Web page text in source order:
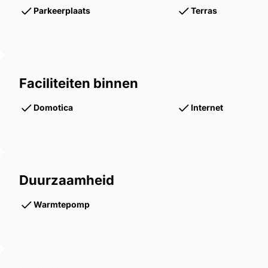
Locatie & bereikbaarheid
pistes, moderne liften en directe toegang vanuit
paradijs voor wandelaars, mountainbikers, golfers
thermale baden van Römerbad en St. Kathrein.
Parkeerplaats Terras
Faciliteiten binnen
Domotica Internet
Duurzaamheid
Warmtepomp